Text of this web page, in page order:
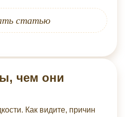
статью
чем они
Как видите, причин